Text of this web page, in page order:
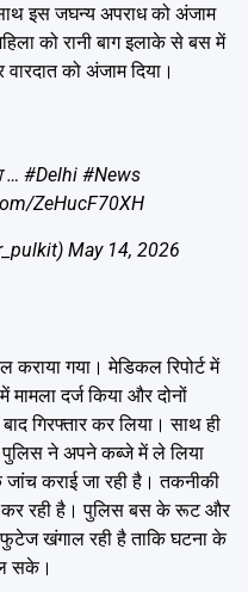
इस जघन्य अपराध को अंजाम
को रानी बाग इलाके से बस में
को अंजाम दिया।
… #Delhi #News
ZeHucF70XH
May 14, 2026
गया। मेडिकल रिपोर्ट में
मामला दर्ज किया और दोनों
गिरफ्तार कर लिया। साथ ही
पुलिस ने अपने कब्जे में ले लिया
कराई जा रही है। तकनीकी
रही है। पुलिस बस के रूट और
खंगाल रही है ताकि घटना के
सके।